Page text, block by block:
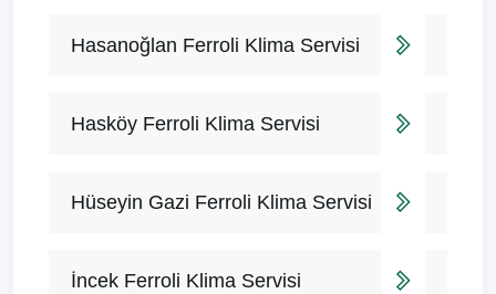
Hasanoğlan Ferroli Klima Servisi
Hasköy Ferroli Klima Servisi
Hüseyin Gazi Ferroli Klima Servisi
İncek Ferroli Klima Servisi